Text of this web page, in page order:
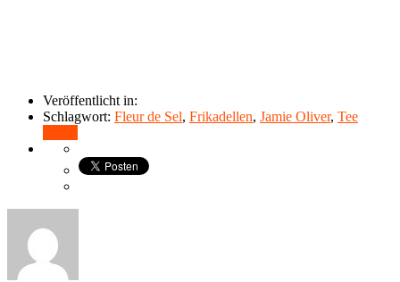
Veröffentlicht in:
Schlagwort: Fleur de Sel, Frikadellen, Jamie Oliver, Tee